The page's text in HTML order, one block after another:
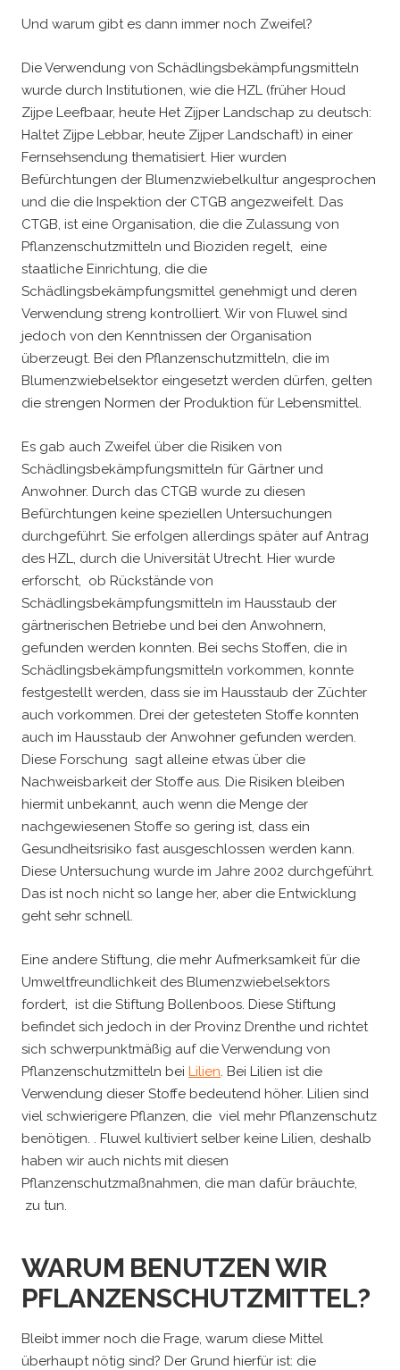
Und warum gibt es dann immer noch Zweifel?
Die Verwendung von Schädlingsbekämpfungsmitteln
wurde durch Institutionen, wie die HZL (früher Houd
Zijpe Leefbaar, heute Het Zijper Landschap zu deutsch:
Haltet Zijpe Lebbar, heute Zijper Landschaft) in einer
Fernsehsendung thematisiert. Hier wurden
Befürchtungen der Blumenzwiebelkultur angesprochen
und die die Inspektion der CTGB angezweifelt. Das
CTGB, ist eine Organisation, die die Zulassung von
Pflanzenschutzmitteln und Bioziden regelt, eine
staatliche Einrichtung, die die
Schädlingsbekämpfungsmittel genehmigt und deren
Verwendung streng kontrolliert. Wir von Fluwel sind
jedoch von den Kenntnissen der Organisation
überzeugt. Bei den Pflanzenschutzmitteln, die im
Blumenzwiebelsektor eingesetzt werden dürfen, gelten
die strengen Normen der Produktion für Lebensmittel.
Es gab auch Zweifel über die Risiken von
Schädlingsbekämpfungsmitteln für Gärtner und
Anwohner. Durch das CTGB wurde zu diesen
Befürchtungen keine speziellen Untersuchungen
durchgeführt. Sie erfolgen allerdings später auf Antrag
des HZL, durch die Universität Utrecht. Hier wurde
erforscht, ob Rückstände von
Schädlingsbekämpfungsmitteln im Hausstaub der
gärtnerischen Betriebe und bei den Anwohnern,
gefunden werden konnten. Bei sechs Stoffen, die in
Schädlingsbekämpfungsmitteln vorkommen, konnte
festgestellt werden, dass sie im Hausstaub der Züchter
auch vorkommen. Drei der getesteten Stoffe konnten
auch im Hausstaub der Anwohner gefunden werden.
Diese Forschung sagt alleine etwas über die
Nachweisbarkeit der Stoffe aus. Die Risiken bleiben
hiermit unbekannt, auch wenn die Menge der
nachgewiesenen Stoffe so gering ist, dass ein
Gesundheitsrisiko fast ausgeschlossen werden kann.
Diese Untersuchung wurde im Jahre 2002 durchgeführt.
Das ist noch nicht so lange her, aber die Entwicklung
geht sehr schnell.
Eine andere Stiftung, die mehr Aufmerksamkeit für die
Umweltfreundlichkeit des Blumenzwiebelsektors
fordert, ist die Stiftung Bollenboos. Diese Stiftung
befindet sich jedoch in der Provinz Drenthe und richtet
sich schwerpunktmäßig auf die Verwendung von
Pflanzenschutzmitteln bei Lilien. Bei Lilien ist die
Verwendung dieser Stoffe bedeutend höher. Lilien sind
viel schwierigere Pflanzen, die viel mehr Pflanzenschutz
benötigen. . Fluwel kultiviert selber keine Lilien, deshalb
haben wir auch nichts mit diesen
Pflanzenschutzmaßnahmen, die man dafür bräuchte,
zu tun.
WARUM BENUTZEN WIR
PFLANZENSCHUTZMITTEL?
Bleibt immer noch die Frage, warum diese Mittel
überhaupt nötig sind? Der Grund hierfür ist: die